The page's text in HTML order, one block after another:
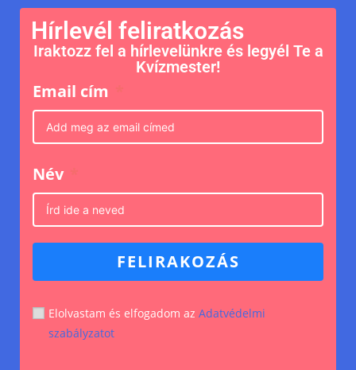
Hírlevél feliratkozás
Iraktozz fel a hírlevelünkre és legyél Te a
Kvízmester!
Email cím
Név
FELIRAKOZÁS
Elolvastam és elfogadom az Adatvédelmi
szabályzatot